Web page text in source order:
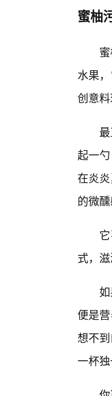
蜜柚
水果
创意
起一
在炎
的微
式，滋
便是
想不
一杯独